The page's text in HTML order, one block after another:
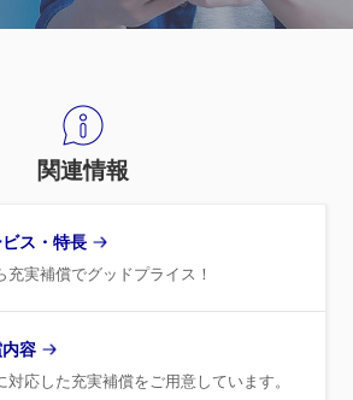
関連情報
ス・特長
充実補償でグッドプライス！
容
対応した充実補償をご用意しています。